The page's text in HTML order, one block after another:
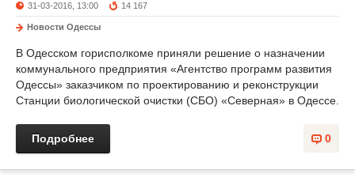
31-03-2016, 13:00 14 167
Новости Одессы
В Одесском горисполкоме приняли решение о назначении
коммунального предприятия «Агентство программ развития
Одессы» заказчиком по проектированию и реконструкции
Станции биологической очистки (СБО) «Северная» в Одессе.
0
Подробнее